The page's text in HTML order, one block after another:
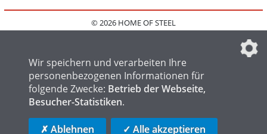
© 2026 HOME OF STEEL
IMPRESSUM
FAQ
DATENSCHUTZEINSTELLUNGEN
HOME OF WELDING
HOME OF LOGISTICS
Wir speichern und verarbeiten Ihre
personenbezogenen Informationen für
folgende Zwecke: Betrieb der Webseite,
Besucher-Statistiken.
✗ Ablehnen ✓ Alle akzeptieren